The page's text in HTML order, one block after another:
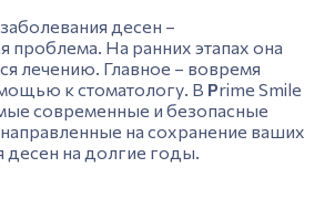
десен –
проблема. На ранних этапах она
лечению. Главное – вовремя
к стоматологу. В Prime Smile
современные и безопасные
на сохранение ваших
десен на долгие годы.